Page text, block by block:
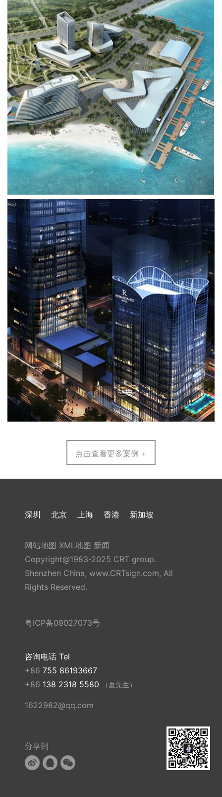
点击查看更多案例 +
深圳 北京 上海 香港 新加坡
网站地图 XML地图 新闻
Copyright@1983-2025 CRT group.
Shenzhen China, www.CRTsign.com, All
Rights Reserved.
粤ICP备09027073号
咨询电话 Tel
+86 755 86193667
+86 138 2318 5580 （夏先生）
1622982@qq.com
分享到